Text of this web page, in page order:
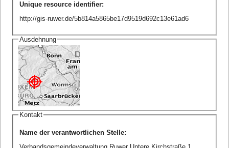
Unique resource identifier:
http://gis-ruwer.de/5b814a5865be17d9519d692c13e61ad6
Ausdehnung
Kontakt
Name der verantwortlichen Stelle: